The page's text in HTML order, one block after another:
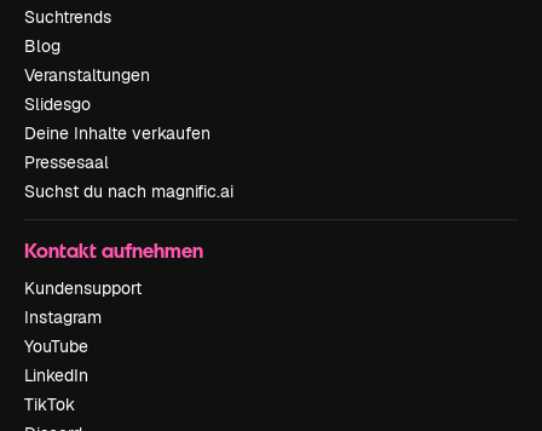
Suchtrends
Blog
Veranstaltungen
Slidesgo
Deine Inhalte verkaufen
Pressesaal
Suchst du nach magnific.ai
Kontakt aufnehmen
Kundensupport
Instagram
YouTube
LinkedIn
TikTok